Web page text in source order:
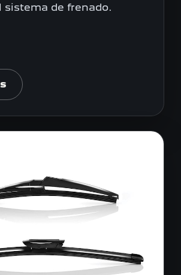
sistema de frenado.